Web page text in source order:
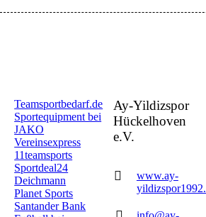
Teamsportbedarf.de
Sportequipment bei
JAKO
Vereinsexpress
11teamsports
Sportdeal24
Deichmann
Planet Sports
Santander Bank
Ay-Yildizspor
Hückelhoven
e.V.
www.ay-